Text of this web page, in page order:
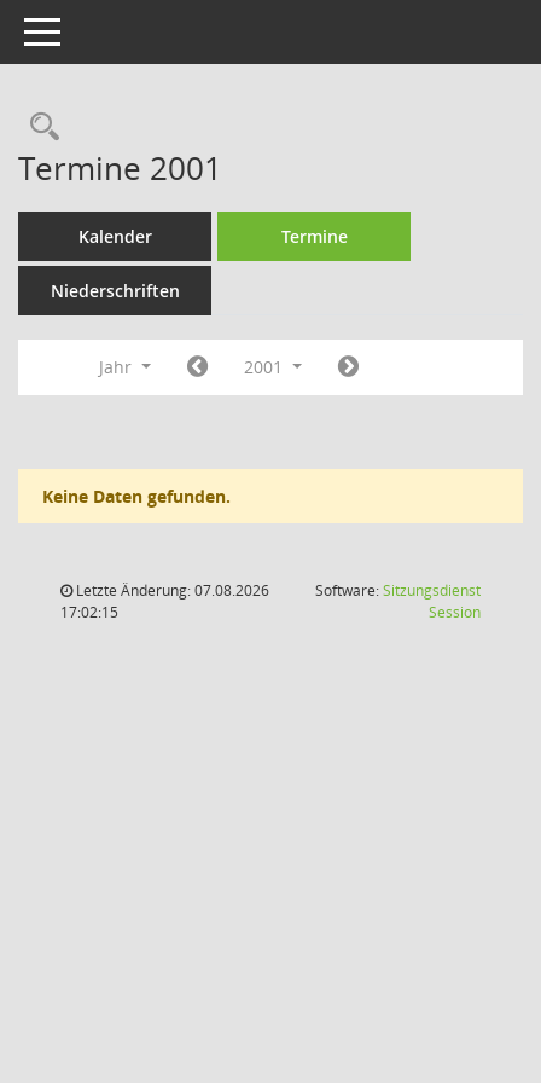
Toggle navigation
Rechercheauswahl
Termine 2001
Kalender Termine
Niederschriften
Jahr 2001
Keine Daten gefunden.
Letzte Änderung: 07.08.2026
17:02:15
Software:Sitzungsdienst
Session(Wird in